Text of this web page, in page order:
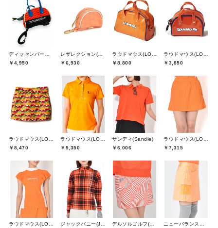
￥4,950
￥6,930
￥8,800
￥3,850
￥8,470
￥9,350
サンディ(Sandie)
￥6,006
￥7,315